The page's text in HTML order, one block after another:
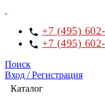
+7 (495)
+7 (495)
Поиск
Вход / Регистрация
Каталог